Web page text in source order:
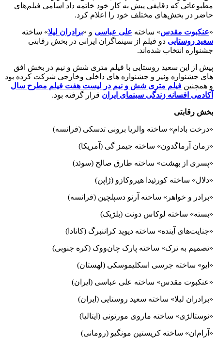
مطبوعاتی که دقایقی پیش به کار خود خاتمه داد اسامی فیلم‌های
حاضر در بخش‌های مختلف خود را اعلام کرد.
«عنکبوت مقدس» ساخته علی عباسی و «برادران لیلا» ساخته
سعید روستایی دو فیلم از سینماگران ایرانی در بخش رقابتی
جشنواره انتخاب شده‌اند.
پیش از این سعید روستایی با فیلم متری شش و نیم در بخش افق
های جشنواره ونیز و جشنواره های داخلی وخارجی شرکت کرده بود
و همچنین فیلم متری شش و نیم در لیست هفت فیلم مطرح سال
آکادمی افسانه زندگی سینمای ایران قرار گرفته بود.
بخش رقابتی
«درخت بادام» ساخته والریا برونی تدسکی (فرانسه)
«زمان آرماگدون» ساخته جیمز گی (آمریکا)
«پسری از بهشت» ساخته طارق صالح (سوئد)
«دلال» ساخته کورئیدا هیروکازو (ژاپن)
«برادر و خواهر» ساخته آرنو دسپلچین (فرانسه)
«بسته» ساخته لوکاس دونت (بلژیک)
«جنایت‌های آینده» ساخته دیوید کراننبرگ (کانادا)
«تصمیم به ترک» ساخته پارک چان‌ووک (کره جنوبی)
«ایو» ساخته جرسی اسکلیموسکی (لهستان)
«عنکبوت مقدس» ساخته علی عباسی (ایران)
«برادران لیلا» ساخته سعید روستایی (ایران)
«نوستالژی» ساخته ماروی مورتونی (ایتالیا)
«آرام‌ان» ساخته کریستین مونگیو (رومانی)